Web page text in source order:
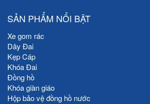
SẢN PHẨM NỔI BẬT
Xe gom rác
Dây Đai
Kẹp Cáp
Khóa Đai
Đồng hồ
Khóa giàn giáo
Hộp bảo vệ đồng hồ nước